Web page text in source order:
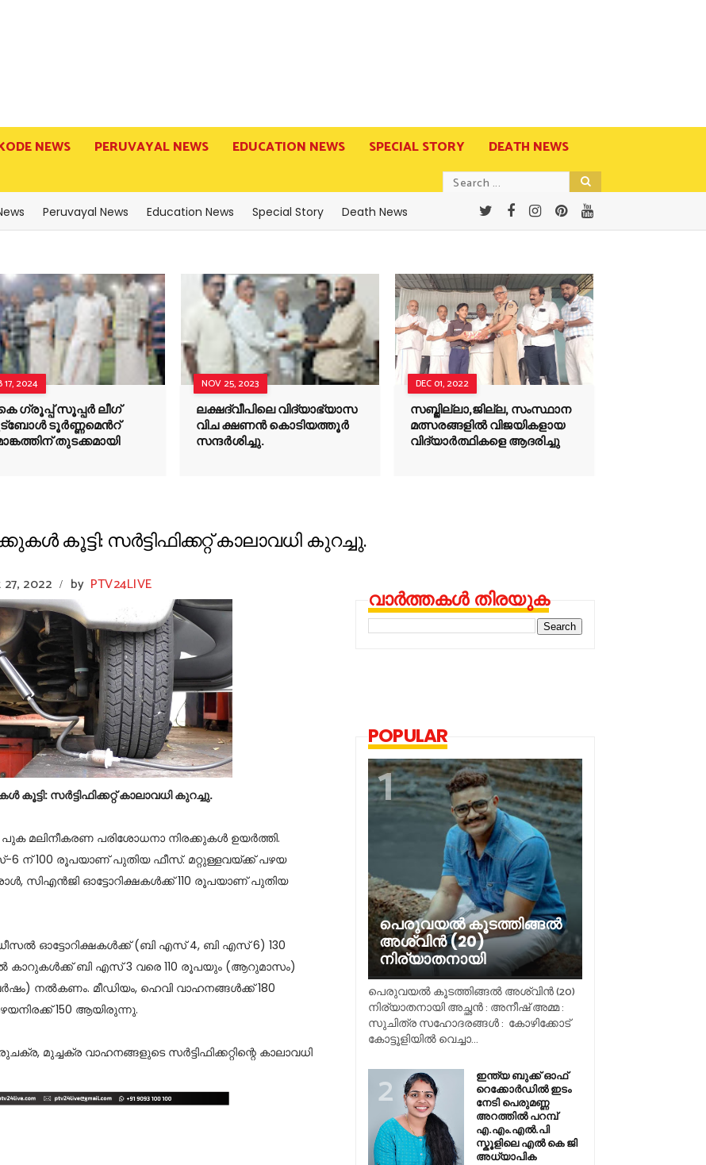
NEWS PERUVAYAL NEWS EDUCATION NEWS SPECIAL STORY DEATH NEWS
Peruvayal News Education News Special Story Death News
17, 2024
ഗ്രൂപ്പ് സൂപ്പർ ലീഗ്
ടൂർണ്ണമെൻറ്
തുടക്കമായി
NOV 25, 2023
ലക്ഷദ്വീപിലെ വിദ്യാഭ്യാസ
വിച ക്ഷണൻ കൊടിയത്തൂർ
സന്ദർശിച്ചു.
DEC 01, 2022
സബ്ജില്ലാ,ജില്ല, സംസ്ഥാന
മത്സരങ്ങളിൽ വിജയികളായ
വിദ്യാർത്ഥികളെ ആദരിച്ചു
കൂട്ടി: സര്‍ട്ടിഫിക്കറ്റ് കാലാവധി കുറച്ചു.
2022 / by PTV24LIVE
സര്‍ട്ടിഫിക്കറ്റ് കാലാവധി കുറച്ചു.
മലിനീകരണ പരിശോധനാ നിരക്കുകള്‍ ഉയര്‍ത്തി.
ന് 100 രൂപയാണ് പുതിയ ഫീസ്. മറ്റുള്ളവയ്ക്ക് പഴയ
സിഎന്‍ജി ഓട്ടോറിക്ഷകള്‍ക്ക് 110 രൂപയാണ് പുതിയ
ഓട്ടോറിക്ഷകള്‍ക്ക് (ബി എസ് 4, ബി എസ് 6) 130
കാറുകള്‍ക്ക് ബി എസ് 3 വരെ 110 രൂപയും (ആറുമാസം)
നല്‍കണം. മീഡിയം, ഹെവി വാഹനങ്ങള്‍ക്ക് 180
150 ആയിരുന്നു.
മുച്ചക്ര വാഹനങ്ങളുടെ സര്‍ട്ടിഫിക്കറ്റിന്റെ കാലാവധി
വാർത്തകൾ തിരയുക
POPULAR
പെരുവയൽ കൂടത്തിങ്ങൽ
അശ്വിൻ (20)
നിര്യാതനായി
പെരുവയൽ കൂടത്തിങ്ങൽ അശ്വിൻ (20)
നിര്യാതനായി അച്ഛൻ : അനീഷ് അമ്മ :
സുചിത്ര സഹോദരങ്ങൾ : കോഴിക്കോട്
കോട്ടൂളിയിൽ വെച്ചാ...
ഇന്ത്യ ബുക്ക് ഓഫ്
റെക്കോർഡിൽ ഇടം
നേടി പെരുമണ്ണ
അറത്തിൽ പറമ്പ്
എ.എം.എൽ.പി
സ്കൂളിലെ എൽ കെ ജി
അധ്യാപിക